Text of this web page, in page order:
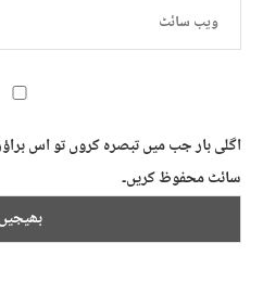
اگلی بار جب میں تبصرہ کروں تو اس
سائٹ محفوظ کریں۔